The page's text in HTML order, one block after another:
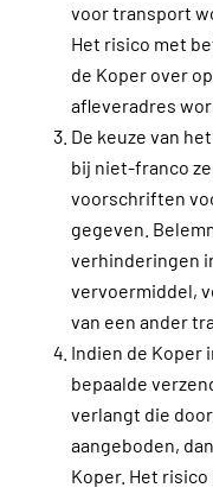
voor transport
Het risico met
de Koper over
afleveradres
De keuze van
bij niet-franco
voorschriften
gegeven.
verhinderingen
vervoermiddel,
van een ander
Indien de Koper
bepaalde
verlangt die
aangeboden,
Koper. Het